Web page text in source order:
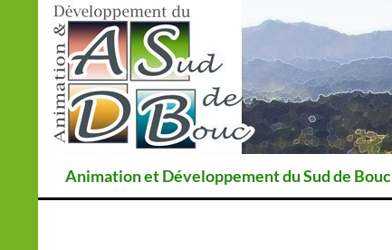
Animation et Développement du Sud de Bouc